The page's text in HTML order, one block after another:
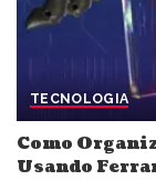
TECNOLOGIA
Como
Usando